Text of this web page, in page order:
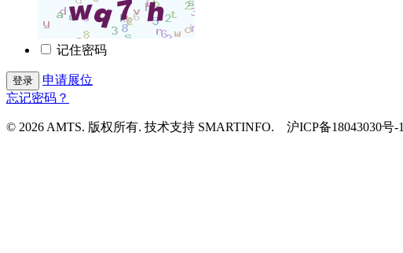
记住密码
登录
申请展位
忘记密码？
© 2026 AMTS. 版权所有. 技术支持 SMARTINFO. 沪ICP备18043030号-1